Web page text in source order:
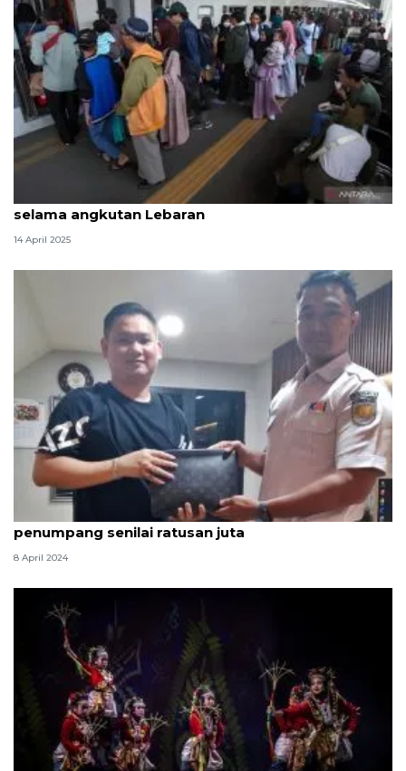
KAI amankan barang tertinggal Rp1,28 miliar
selama angkutan Lebaran
14 April 2025
Petugas Stasiun Tawang kembalikan tas
penumpang senilai ratusan juta
8 April 2024